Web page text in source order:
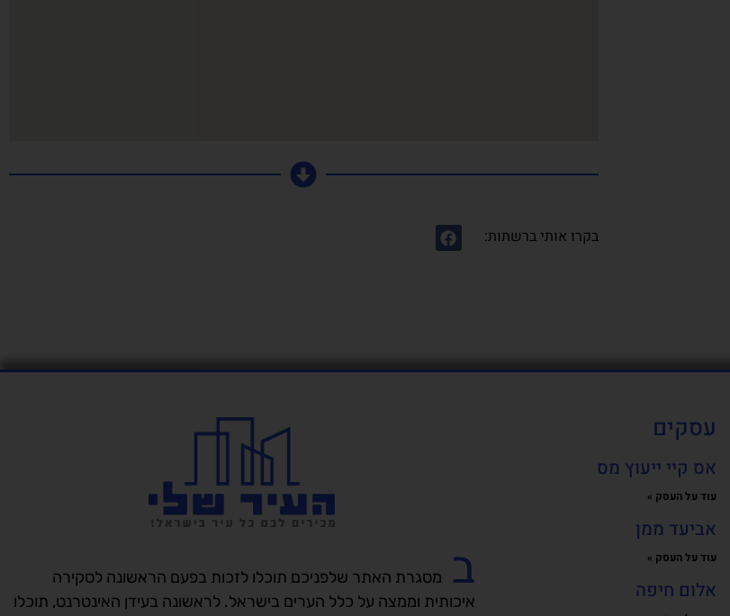
בקרו אותי ברשתות:
עסקים
אס קיי ייעוץ מס
עוד על העסק »
אביעד ממן
עוד על העסק »
אלום חיפה ב
מסגרת האתר שלפניכם תוכלו לזכות בפעם הראשונה לסקירה
איכותית וממצה על כלל הערים בישראל. לראשונה בעידן האינטרנט, תוכלו